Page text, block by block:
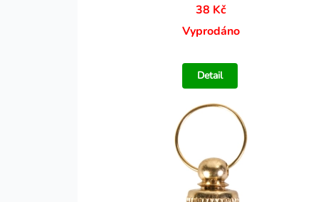
38 Kč
Vyprodáno
Detail